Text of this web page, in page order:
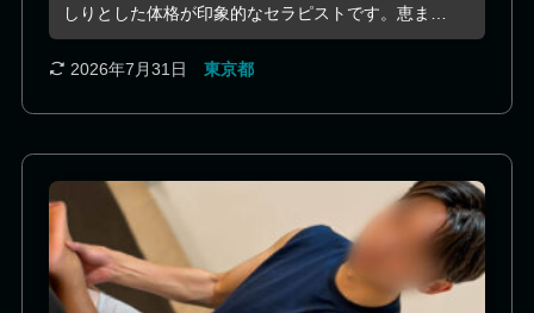
しりとした体格が印象的なセラピストです。恵まれ
たスタイルと自然な存在感で、多くの方を惹きつけ
ます。 海外勤務や接客業で培った経験を活かし、落
りに寄り添った時間をご提供。紳士的な人柄で、初
全身を大きく包み込むような心地よさが魅力。お客
様の身体の反応を丁寧に感じ取りながら、その日の
コンディションに合わせた施術で深いリラクゼーシ
ョンへと導いてくれます。 向上心も非常に高く、身
体づくりや技術の研鑽を欠かさない努力家。訪れる
2026年7月31日 東京都